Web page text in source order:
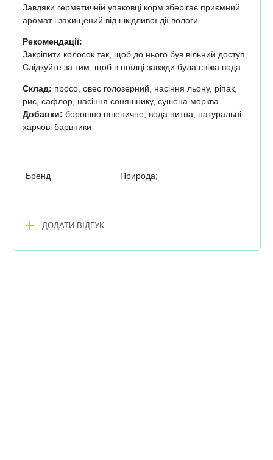
Завдяки герметичній упаковці корм зберігає приємний
аромат і захищений від шкідливої дії вологи.
Рекомендації:
Закріпити колосок так, щоб до нього був вільний доступ.
Слідкуйте за тим, щоб в поїлці завжди була свіжа вода.
Склад: просо, овес голозерний, насіння льону, ріпак,
рис, сафлор, насіння соняшнику, сушена морква.
Добавки: борошно пшеничне, вода питна, натуральні
харчові барвники
Бренд Природа;
add ДОДАТИ ВІДГУК